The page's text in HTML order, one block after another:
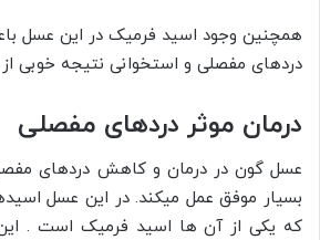
همچنین وجود اسید فرمیک در این عسل
دردهای مفصلی و استخوانی نتیجه خوبی
درمان موثر دردهای مفصلی
عسل گون در درمان و کاهش دردهای
بسیار موفق عمل میکند. در این عسل
که یکی از آن ها اسید فرمیک است .